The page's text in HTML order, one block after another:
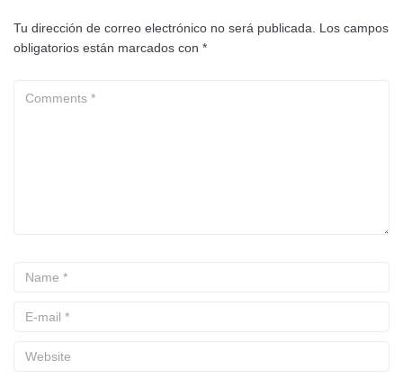
Tu dirección de correo electrónico no será publicada.
Los campos
obligatorios están marcados con *